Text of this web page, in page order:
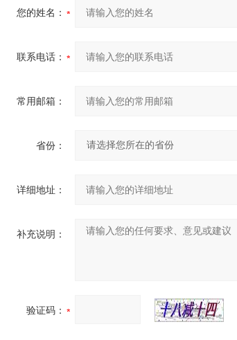
您的姓名：
联系电话：
常用邮箱：
省份：
详细地址：
补充说明：
验证码：